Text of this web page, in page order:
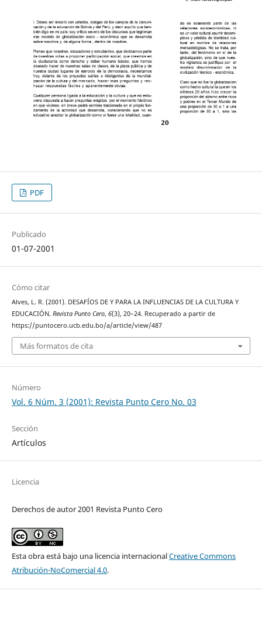
PDF
Publicado
01-07-2001
Cómo citar
Alves, L. R. (2001). DESAFÍOS DE Y PARA LA INFLUENCIAS DE LA CULTURA Y
EDUCACIÓN. Revista Punto Cero, 6(3), 20–24. Recuperado a partir de
https://puntocero.ucb.edu.bo/a/article/view/487
Más formatos de cita
Número
Vol. 6 Núm. 3 (2001): Revista Punto Cero No. 03
Sección
Artículos
Licencia
Derechos de autor 2001 Revista Punto Cero
Esta obra está bajo una licencia internacionalCreative Commons
Atribución-NoComercial 4.0.